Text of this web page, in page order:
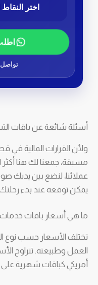
اختر
أسئلة شائعة عن باقات
ولأن القرارات المالية
مسبقة، جمعنا لك هنا أكثر
عملائنا، لنضع بين يديك
يمكن توقعه عند بدء
ما هي أسعار باقات
تختلف الأسعار حسب نوع
أمريكي كباقات شهرية